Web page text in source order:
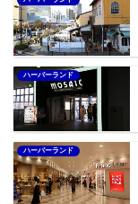
ハーバーランド
ハーバーランド